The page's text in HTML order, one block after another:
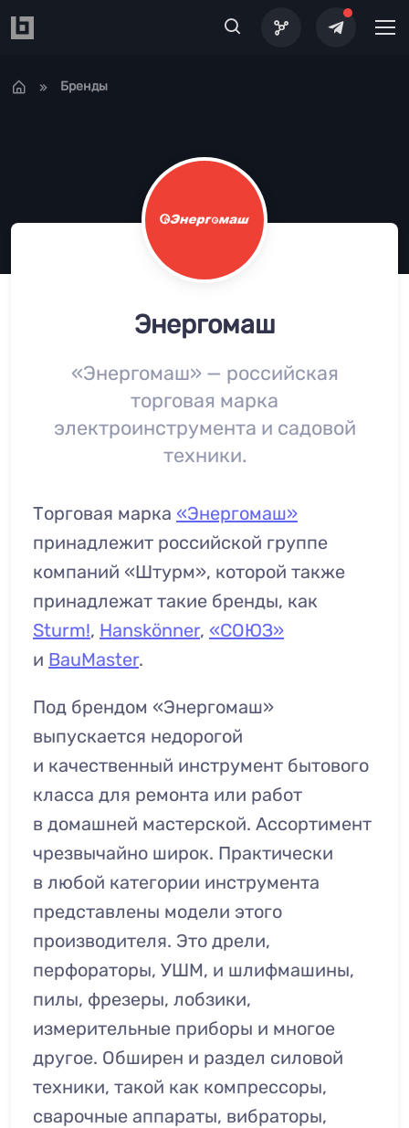
Бренды
Энергомаш
«Энергомаш» — российская
торговая марка
электроинструмента и садовой
техники.
Торговая марка «Энергомаш»
принадлежит российской группе
компаний «Штурм», которой также
принадлежат такие бренды, как
Sturm!, Hanskönner, «СОЮЗ»
и BauMaster.
Под брендом «Энергомаш»
выпускается недорогой
и качественный инструмент бытового
класса для ремонта или работ
в домашней мастерской. Ассортимент
чрезвычайно широк. Практически
в любой категории инструмента
представлены модели этого
производителя. Это дрели,
перфораторы, УШМ, и шлифмашины,
пилы, фрезеры, лобзики,
измерительные приборы и многое
другое. Обширен и раздел силовой
техники, такой как компрессоры,
сварочные аппараты, вибраторы,